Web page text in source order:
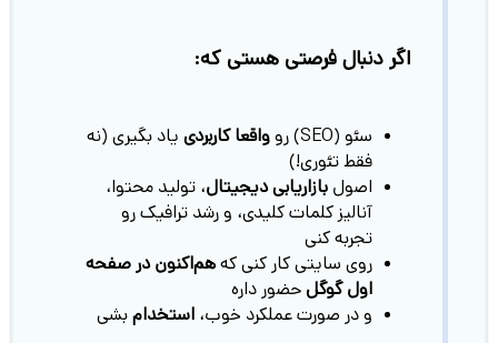
اگر دنبال فرصتی هستی که:
سئو (SEO) رو واقعا کاربردی یاد بگیری (نه
فقط تئوری!)
اصول بازاریابی دیجیتال، تولید محتوا،
آنالیز کلمات کلیدی، و رشد ترافیک رو
تجربه کنی
روی سایتی کار کنی کههم‌اکنون در صفحه
اول گوگل حضور داره
و در صورت عملکرد خوب، استخدامبشی